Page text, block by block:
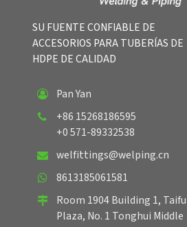
SU FUENTE CONFIABLE DE
ACCESORIOS PARA TUBERÍAS DE
HDPE DE CALIDAD
Pan Yan
+86 15268186595
+0 571-89332538
welfittings@welping.cn
8613185061581
Room 1904 Building 1, Taifu
Plaza, No. 1 Tonghui Middle